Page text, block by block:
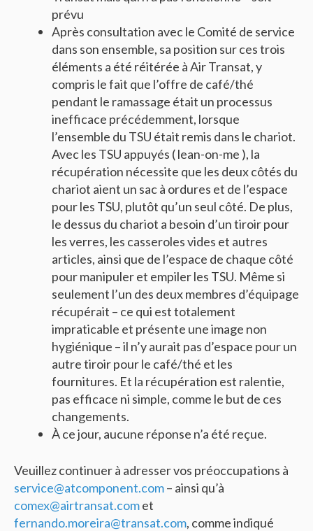
prévu
Après consultation avec le Comité de service
dans son ensemble, sa position sur ces trois
éléments a été réitérée à Air Transat, y
compris le fait que l’offre de café/thé
pendant le ramassage était un processus
inefficace précédemment, lorsque
l’ensemble du TSU était remis dans le chariot.
Avec les TSU appuyés ( lean-on-me ), la
récupération nécessite que les deux côtés du
chariot aient un sac à ordures et de l’espace
pour les TSU, plutôt qu’un seul côté. De plus,
le dessus du chariot a besoin d’un tiroir pour
les verres, les casseroles vides et autres
articles, ainsi que de l’espace de chaque côté
pour manipuler et empiler les TSU. Même si
seulement l’un des deux membres d’équipage
récupérait – ce qui est totalement
impraticable et présente une image non
hygiénique – il n’y aurait pas d’espace pour un
autre tiroir pour le café/thé et les
fournitures. Et la récupération est ralentie,
pas efficace ni simple, comme le but de ces
changements.
À ce jour, aucune réponse n’a été reçue.
Veuillez continuer à adresser vos préoccupations à
service@atcomponent.com– ainsi qu’à
comex@airtransat.comet
fernando.moreira@transat.com, comme indiqué